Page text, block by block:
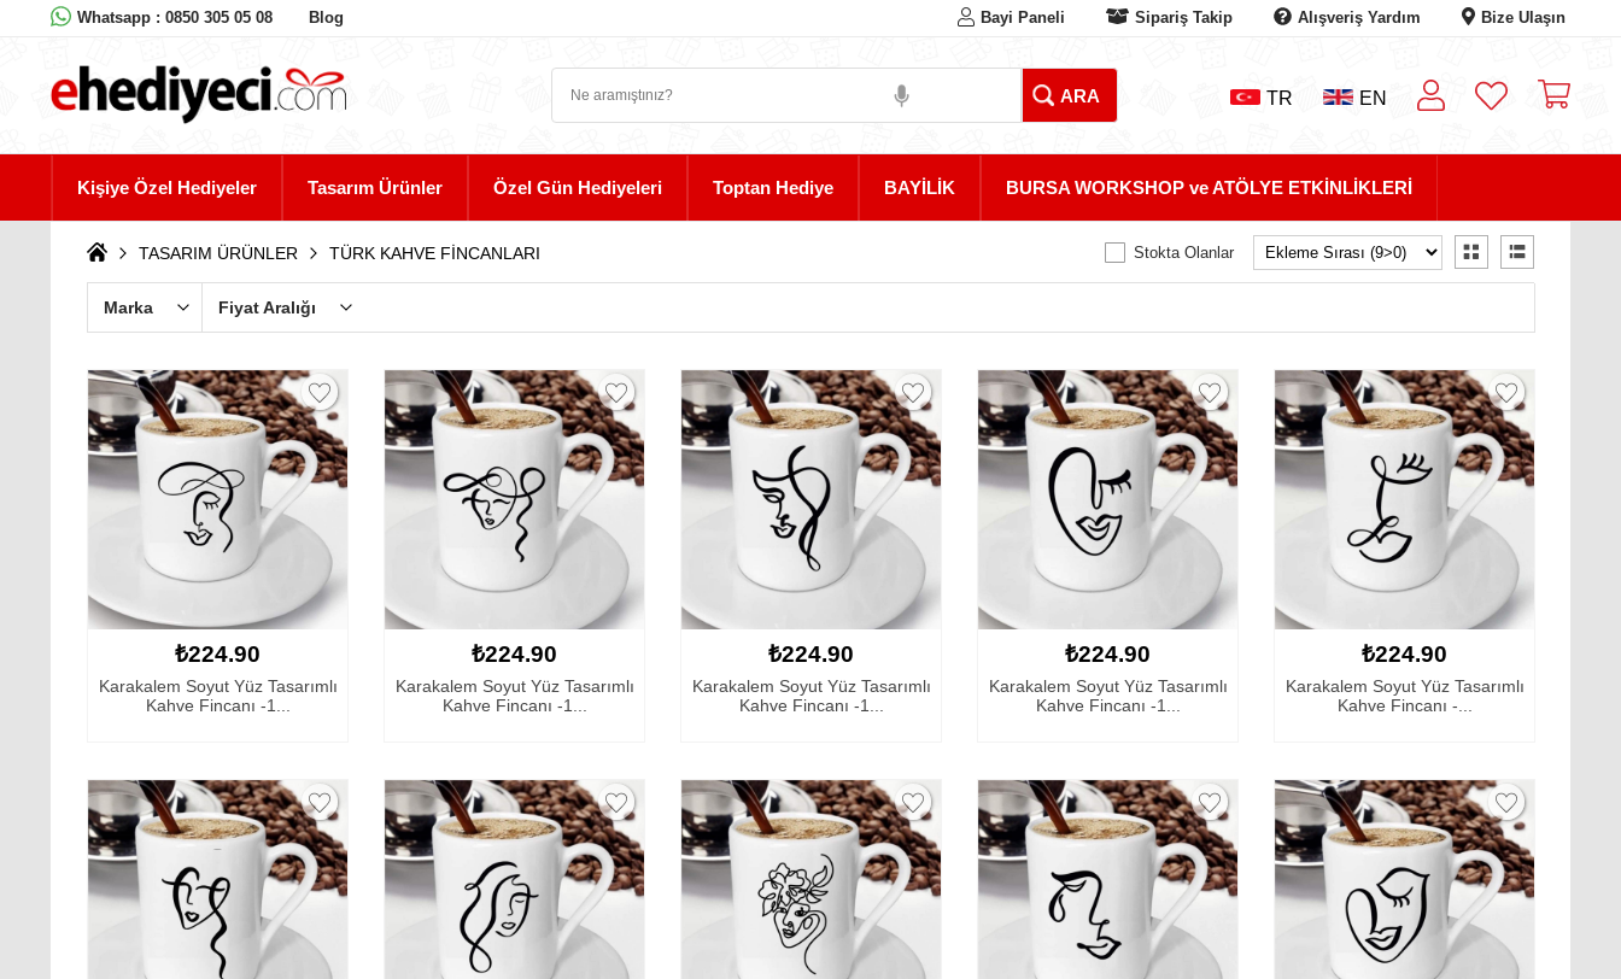
Whatsapp : 0850 305 05 08 Blog Bayi Paneli Sipariş Takip Alışveriş Yardım Bize Ulaşın
TR EN
Kişiye Özel Hediyeler Tasarım Ürünler Özel Gün Hediyeleri Toptan Hediye BAYİLİK BURSA WORKSHOP ve ATÖLYE ETKİNLİKLERİ
TASARIM ÜRÜNLER TÜRK KAHVE FİNCANLARI Stokta Olanlar
Marka Fiyat Aralığı
₺224.90
Karakalem Soyut Yüz Tasarımlı
Kahve Fincanı -1...
₺224.90
Karakalem Soyut Yüz Tasarımlı
Kahve Fincanı -1...
₺224.90
Karakalem Soyut Yüz Tasarımlı
Kahve Fincanı -1...
₺224.90
Karakalem Soyut Yüz Tasarımlı
Kahve Fincanı -1...
₺224.90
Karakalem Soyut Yüz Tasarımlı
Kahve Fincanı -...